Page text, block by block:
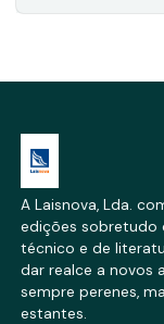
A Laisnova, Lda.
edições sobretudo
técnico e de
dar realce a novos
sempre perenes,
estantes.